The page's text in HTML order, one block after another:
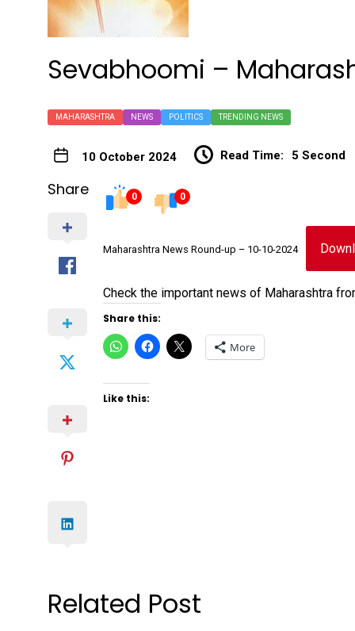
Sevabhoomi –
MAHARASHTRA NEWS POLITICS TRENDING NEWS
10 October 2024 Read Time: 5 Second
Share 0 0
Maharashtra News Round-up – 10-10-2024
Check the important news of Maharashtra
Share this:
Click
to
WhatsApp
(Opens
in
Click
to
Click
to
share
More
Like this:
Related Post